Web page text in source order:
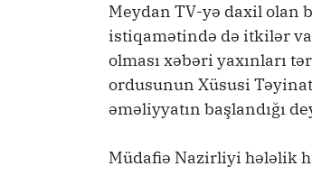
Meydan TV-yə daxil olan
istiqamətində də itkilər
olması xəbəri yaxınları
ordusunun Xüsusi
əməliyyatın başlandığı
Müdafiə Nazirliyi hələlik